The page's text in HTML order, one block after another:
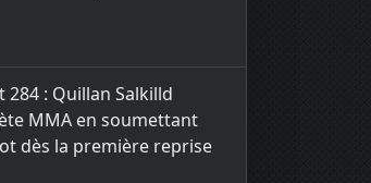
284 : Quillan Salkilld
MMA en soumettant
dès la première reprise